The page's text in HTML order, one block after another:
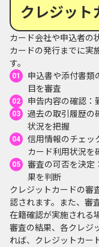
クレジット
カード会社や申込者の
カードの発行までに実
す。
申込書や添付書類
目を審査
申告内容の確認：
過去の取引履歴の
状況を把握
信用情報のチェッ
カード利用状況を
審査の可否を決定
果を判断
クレジットカードの審
認されます。また、審
在籍確認が実施される
審査の結果、各クレジ
れば、クレジットカー